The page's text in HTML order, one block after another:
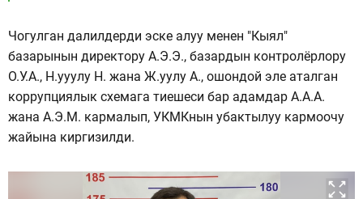
Чогулган далилдерди эске алуу менен "Кыял"
базарынын директору А.Э.Э., базардын контролёрлору
О.У.А., Н.ууулу Н. жана Ж.уулу А., ошондой эле аталган
коррупциялык схемага тиешеси бар адамдар А.А.А.
жана А.Э.М. кармалып, УКМКнын убактылуу кармоочу
жайына киргизилди.